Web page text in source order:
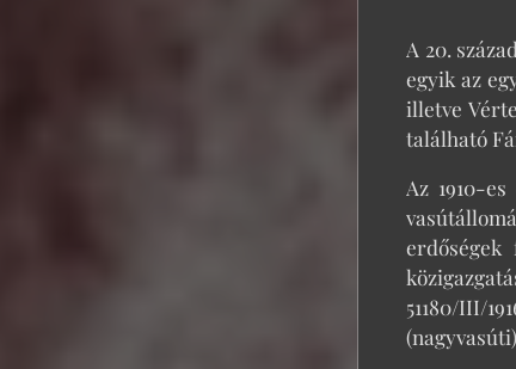
A 20.
egyik az
illetve
található
Az 1910-
51180/III/